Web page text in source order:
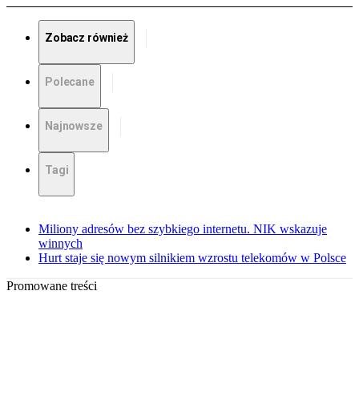
Zobacz również
Polecane
Najnowsze
Tagi
Miliony adresów bez szybkiego internetu. NIK wskazuje
winnych
Hurt staje się nowym silnikiem wzrostu telekomów w Polsce
Promowane treści